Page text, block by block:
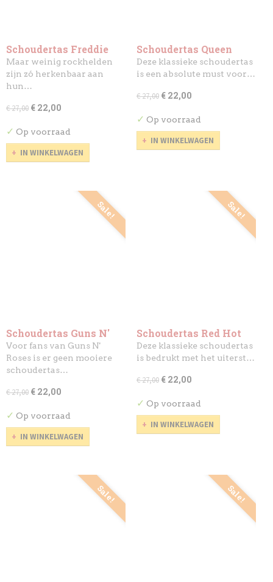
Schoudertas Freddie
Mercury
Maar weinig rockhelden
zijn zó herkenbaar aan
hun…
€ 27,00 € 22,00
✓ Op voorraad
IN WINKELWAGEN
Schoudertas Queen
Deze klassieke schoudertas
is een absolute must voor…
€ 27,00 € 22,00
✓ Op voorraad
IN WINKELWAGEN
Sale!
Schoudertas Guns N'
Roses
Voor fans van Guns N'
Roses is er geen mooiere
schoudertas…
€ 27,00 € 22,00
✓ Op voorraad
IN WINKELWAGEN
Sale!
Schoudertas Red Hot
Chili Peppers
Deze klassieke schoudertas
is bedrukt met het uiterst…
€ 27,00 € 22,00
✓ Op voorraad
IN WINKELWAGEN
Sale! Sale!